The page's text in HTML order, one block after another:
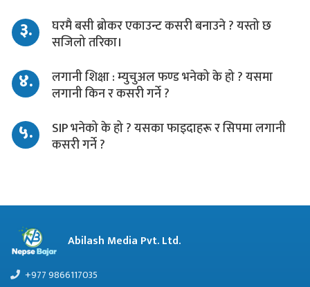
३.
घरमै बसी ब्रोकर एकाउन्ट कसरी बनाउने ? यस्तो छ
सजिलो तरिका।
४.
लगानी शिक्षा : म्युचुअल फण्ड भनेको के हो ? यसमा
लगानी किन र कसरी गर्ने ?
५.
SIP भनेको के हो ? यसका फाइदाहरू र सिपमा लगानी
कसरी गर्ने ?
Abilash Media Pvt. Ltd.
+977 9866117035